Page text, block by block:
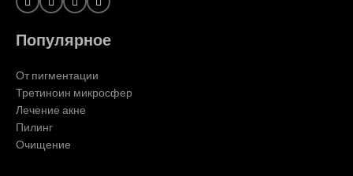
Популярное
От пигментации
Третиноин микросфер
Лечение акне
Пилинг
Очищение